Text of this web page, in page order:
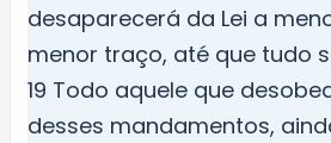
desaparecerá da Lei a
menor traço, até que tudo
19 Todo aquele que
desses mandamentos,